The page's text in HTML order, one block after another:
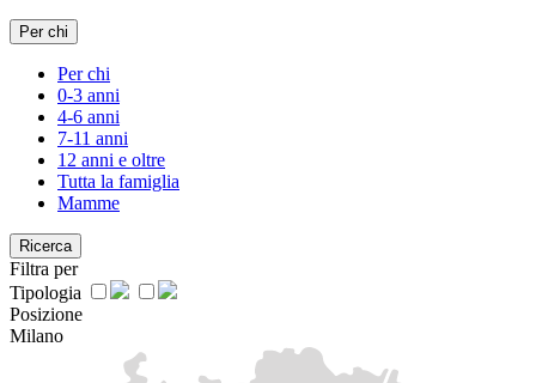
Per chi
Per chi
0-3 anni
4-6 anni
7-11 anni
12 anni e oltre
Tutta la famiglia
Mamme
Ricerca
Filtra per
Tipologia
Posizione
Milano